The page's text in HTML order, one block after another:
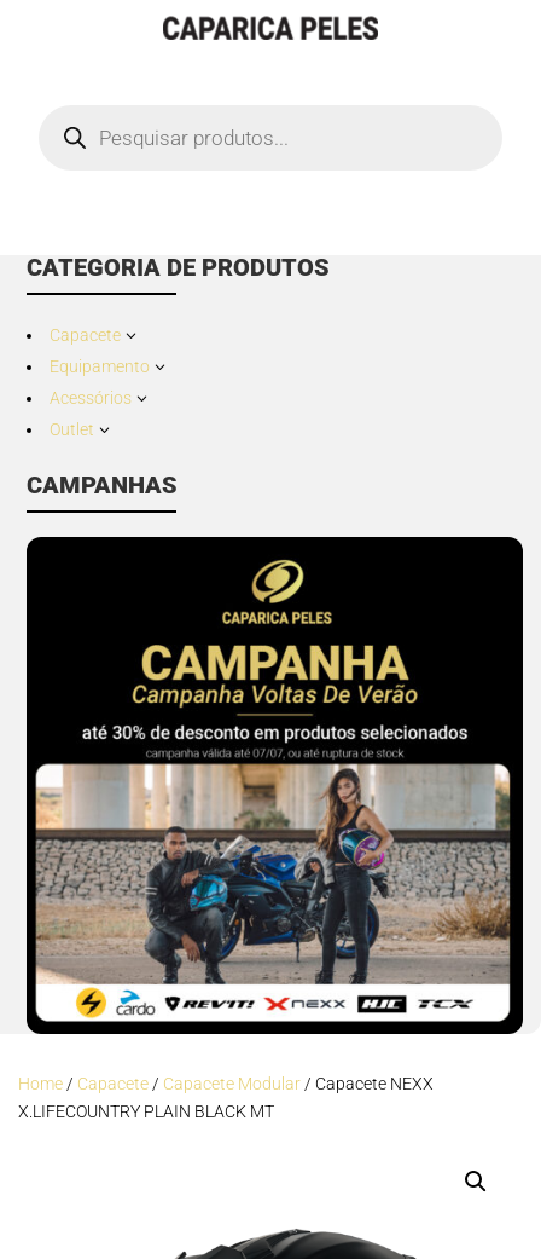
search
CATEGORIA DE PRODUTOS
Capacete 3
Equipamento 3
Acessórios 3
Outlet 3
CAMPANHAS
Home/ Capacete/ Capacete Modular/ Capacete NEXX
X.LIFECOUNTRY PLAIN BLACK MT